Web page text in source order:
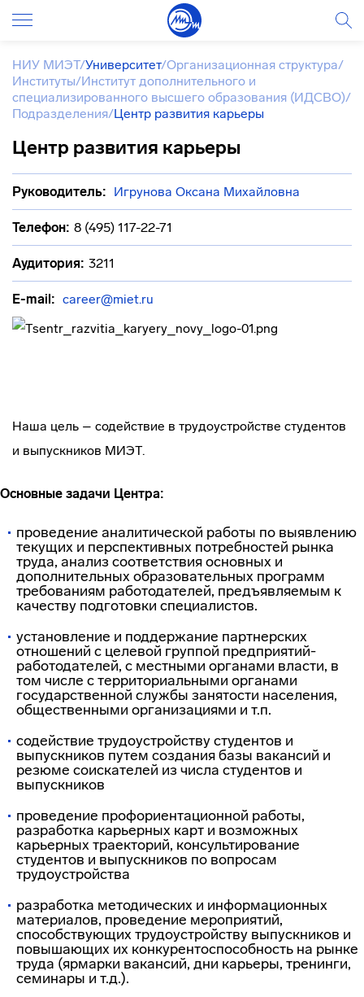
НИУ МИЭТ/Университет/Организационная структура/
Институты/Институт дополнительного и
специализированного высшего образования (ИДСВО)/
Подразделения/Центр развития карьеры
Центр развития карьеры
Руководитель: Игрунова Оксана Михайловна
Телефон: 8 (495) 117-22-71
Аудитория: 3211
E-mail: career@miet.ru
Наша цель – содействие в трудоустройстве студентов
и выпускников МИЭТ.
Основные задачи Центра:
проведение аналитической работы по выявлению
текущих и перспективных потребностей рынка
труда, анализ соответствия основных и
дополнительных образовательных программ
требованиям работодателей, предъявляемым к
качеству подготовки специалистов.
установление и поддержание партнерских
отношений с целевой группой предприятий-
работодателей, с местными органами власти, в
том числе с территориальными органами
государственной службы занятости населения,
общественными организациями и т.п.
содействие трудоустройству студентов и
выпускников путем создания базы вакансий и
резюме соискателей из числа студентов и
выпускников
проведение профориентационной работы,
разработка карьерных карт и возможных
карьерных траекторий, консультирование
студентов и выпускников по вопросам
трудоустройства
разработка методических и информационных
материалов, проведение мероприятий,
способствующих трудоустройству выпускников и
повышающих их конкурентоспособность на рынке
труда (ярмарки вакансий, дни карьеры, тренинги,
семинары и т.д.).